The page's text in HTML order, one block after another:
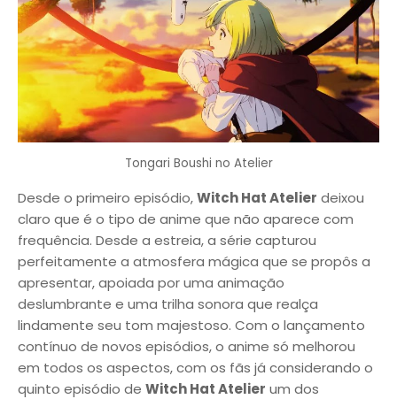
Tongari Boushi no Atelier
Desde o primeiro episódio,Witch Hat Atelier deixou
claro que é o tipo de anime que não aparece com
frequência. Desde a estreia, a série capturou
perfeitamente a atmosfera mágica que se propôs a
apresentar, apoiada por uma animação
deslumbrante e uma trilha sonora que realça
lindamente seu tom majestoso. Com o lançamento
contínuo de novos episódios, o anime só melhorou
em todos os aspectos, com os fãs já considerando o
quinto episódio de Witch Hat Atelier um dos